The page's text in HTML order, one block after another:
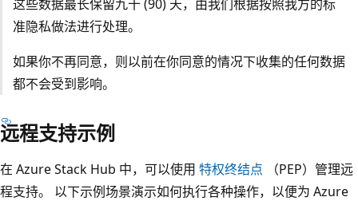
这些数据最长保留九十 (90) 天，由我们根据按照我方的标
准隐私做法进行处理。
如果你不再同意，则以前在你同意的情况下收集的任何数据
都不会受到影响。
远程支持示例
在 Azure Stack Hub 中，可以使用 特权终结点 （PEP）管理远
程支持。 以下示例场景演示如何执行各种操作，以便为 Azure